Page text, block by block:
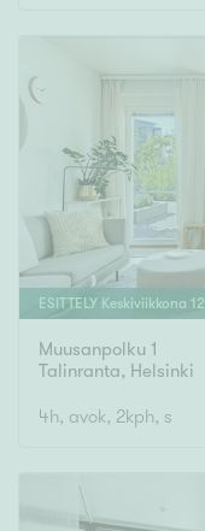
ESITTELY Keskiviikkona 12
Muusanpolku 1
Talinranta, Helsinki
4h, avok, 2kph, s